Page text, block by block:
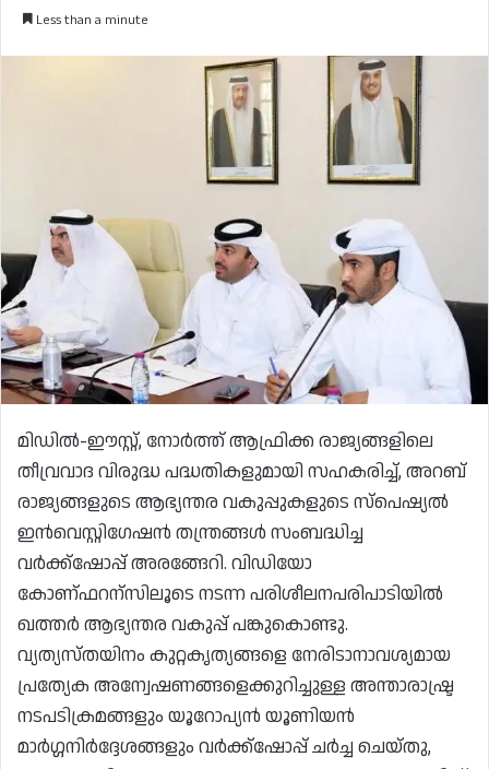
Less than a minute
മിഡിൽ-ഈസ്റ്റ്, നോർത്ത് ആഫ്രിക്ക രാജ്യങ്ങളിലെ
തീവ്രവാദ വിരുദ്ധ പദ്ധതികളുമായി സഹകരിച്ച്, അറബ്
രാജ്യങ്ങളുടെ ആഭ്യന്തര വകുപ്പുകളുടെ സ്‌പെഷ്യൽ
ഇൻവെസ്റ്റിഗേഷൻ തന്ത്രങ്ങൾ സംബദ്ധിച്ച
വർക്ക്‌ഷോപ്പ് അരങ്ങേറി. വിഡിയോ
കോണ്ഫറന്സിലൂടെ നടന്ന പരിശീലനപരിപാടിയിൽ
ഖത്തർ ആഭ്യന്തര വകുപ്പ് പങ്കുകൊണ്ടു.
വ്യത്യസ്തയിനം കുറ്റകൃത്യങ്ങളെ നേരിടാനാവശ്യമായ
പ്രത്യേക അന്വേഷണങ്ങളെക്കുറിച്ചുള്ള അന്താരാഷ്ട്ര
നടപടിക്രമങ്ങളും യൂറോപ്യൻ യൂണിയൻ
മാർഗ്ഗനിർദ്ദേശങ്ങളും വർക്ക്ഷോപ്പ് ചർച്ച ചെയ്തു,